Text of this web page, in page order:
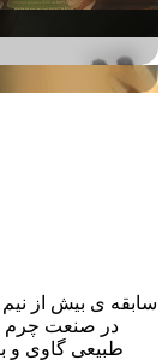
سابقه ی بیش از
در صنعت چرم
طبیعی گاوی و